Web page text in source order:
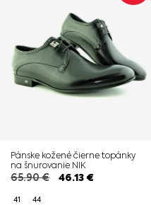
Pánske kožené čierne topánky
na šnurovanie NIK
65.90€ 46.13€
41 44